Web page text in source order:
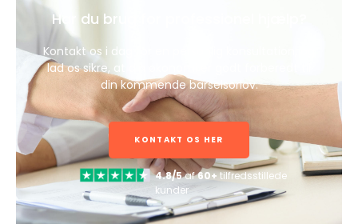
Har du brug for professionel hjælp?
Kontakt os i dag for en personlig konsultation, og
lad os sikre, at din økonomi er godt forberedt til
din kommende barselsorlov.
KONTAKT OS HER
4.8/5af60+tilfredsstillede
kunder